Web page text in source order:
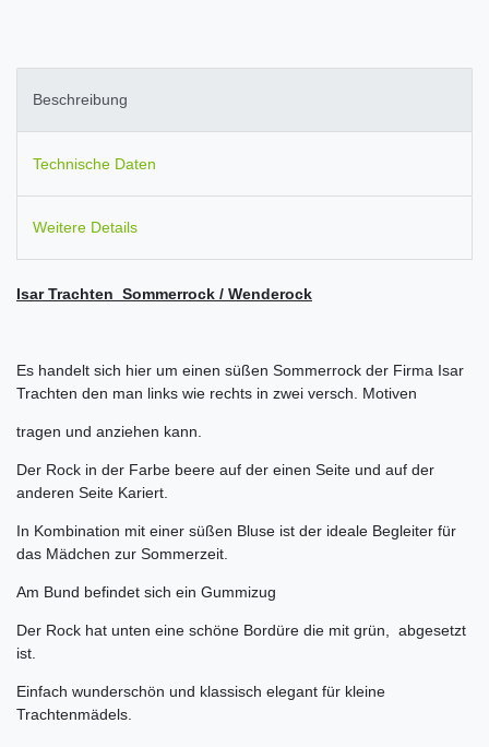
Beschreibung
Technische Daten
Weitere Details
Isar Trachten Sommerrock / Wenderock
Es handelt sich hier um einen süßen Sommerrock der Firma Isar
Trachten den man links wie rechts in zwei versch. Motiven
tragen und anziehen kann.
Der Rock in der Farbe beere auf der einen Seite und auf der
anderen Seite Kariert.
In Kombination mit einer süßen Bluse ist der ideale Begleiter für
das Mädchen zur Sommerzeit.
Am Bund befindet sich ein Gummizug
Der Rock hat unten eine schöne Bordüre die mit grün, abgesetzt
ist.
Einfach wunderschön und klassisch elegant für kleine
Trachtenmädels.